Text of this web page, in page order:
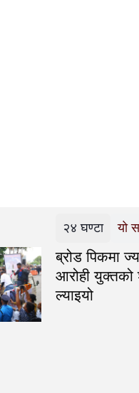
२४ घण्टा यो
ब्रोड पिकमा
आरोही युक्तको
ल्याइयो